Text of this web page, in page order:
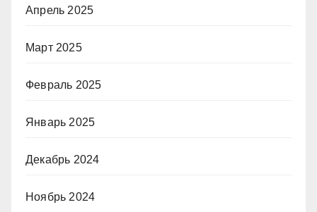
Апрель 2025
Март 2025
Февраль 2025
Январь 2025
Декабрь 2024
Ноябрь 2024